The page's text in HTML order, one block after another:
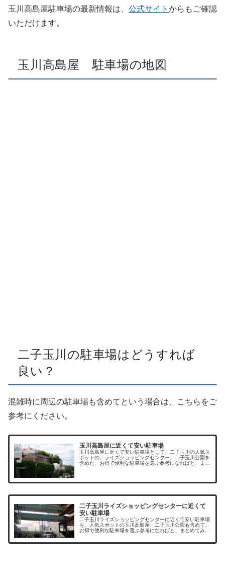
玉川高島屋駐車場の最新情報は、 公式サイト からもご確認
いただけます。
玉川高島屋 駐車場の地図
二子玉川の駐車場はどうすれば
良い？
混雑時に周辺の駐車場も含めてという場合は、こちらをご
参考にください。
玉川高島屋に近くて安い駐車場
玉川高島屋に近くて安い駐車場として、二子玉川の人気ス
ポットの、ライズショッピングセンター、二子玉川公園を
含めた、お得で便利な駐車場を選ぶ参考になればと、まと
二子玉川ライズショッピングセンターに近くて
安い駐車場
二子玉川ライズショッピングセンターに近くて安い駐車場
を、人気スポットの玉川高島屋、二子玉川公園も含めて、
お得で便利な駐車場を選ぶ参考になればと、まとめてみま
は駐車料金も割り増しとなっていた...